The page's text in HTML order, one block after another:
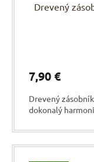
Drevený
7,90 €
Drevený
dokonalý